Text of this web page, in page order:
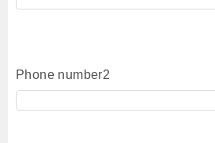
Phone number2